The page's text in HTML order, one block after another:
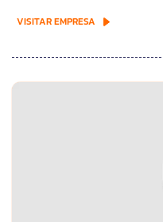
VISITAR EMPRESA